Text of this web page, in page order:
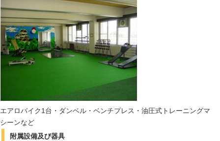
エアロバイク1台・ダンベル・ベンチプレス・油圧式トレーニングマ
シーンなど
附属設備及び器具